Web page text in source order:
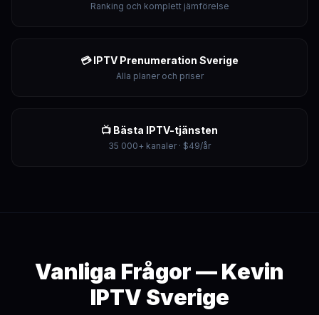
Ranking och komplett jämförelse
💳 IPTV Prenumeration Sverige
Alla planer och priser
📺 Bästa IPTV-tjänsten
35 000+ kanaler · $49/år
Vanliga Frågor — Kevin
IPTV Sverige